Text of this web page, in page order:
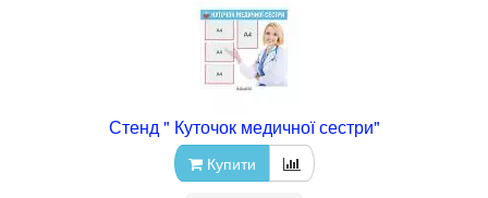
Стенд " Куточок медичної сестри"
Купити